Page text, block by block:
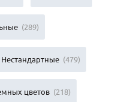
(289)
Нестандартные (479)
цветов (218)